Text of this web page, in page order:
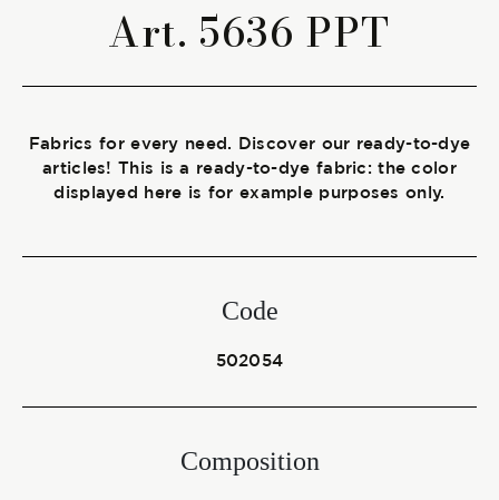
Art. 5636 PPT
Fabrics for every need. Discover our ready-to-dye
articles! This is a ready-to-dye fabric: the color
displayed here is for example purposes only.
Code
502054
Composition
SUSTAINABILITY
UpCycle
Certifications
Start together
NEWS
CONTACT US